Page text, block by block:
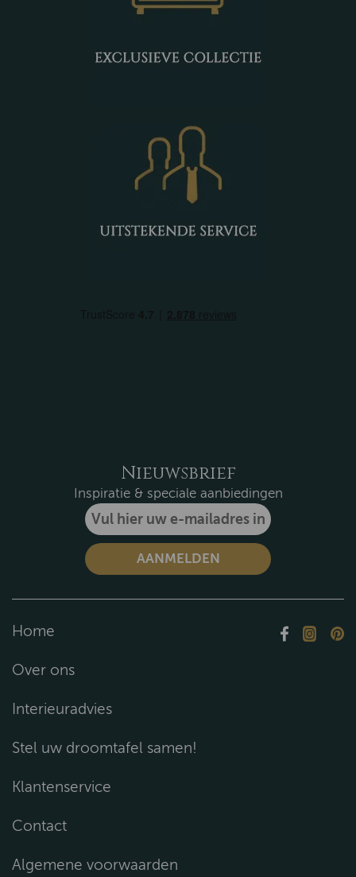
Nieuwsbrief
Inspiratie & speciale aanbiedingen
Home
Over ons
Interieuradvies
Stel uw droomtafel samen!
Klantenservice
Contact
Algemene voorwaarden